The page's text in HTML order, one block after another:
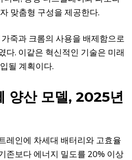
맞춤형 구성을 제공한다.
죽과 크롬의 사용을 배제함으로
다. 이같은 혁신적인 기술은 미래
될 계획이다.
양산 모델, 2025년
레인에 차세대 배터리와 고효율
존보다 에너지 밀도를 20% 이상